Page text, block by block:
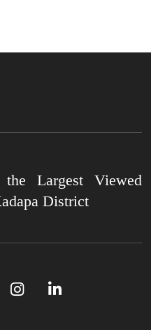
Largest Viewed
District